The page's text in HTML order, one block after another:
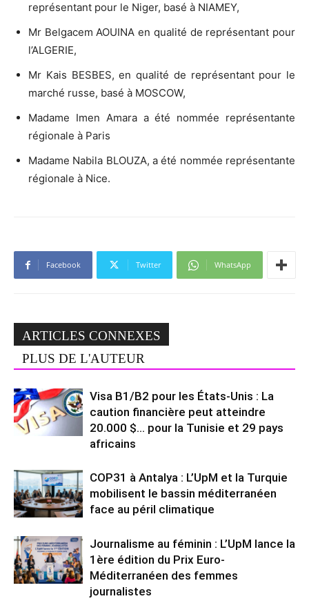
représentant pour le Niger, basé à NIAMEY,
Mr Belgacem AOUINA en qualité de représentant pour
l’ALGERIE,
Mr Kais BESBES, en qualité de représentant pour le
marché russe, basé à MOSCOW,
Madame Imen Amara a été nommée représentante
régionale à Paris
Madame Nabila BLOUZA, a été nommée représentante
régionale à Nice.
Facebook Twitter WhatsApp
ARTICLES CONNEXES
PLUS DE L'AUTEUR
Visa B1/B2 pour les États-Unis : La
caution financière peut atteindre
20.000 $… pour la Tunisie et 29 pays
africains
COP31 à Antalya : L’UpM et la Turquie
mobilisent le bassin méditerranéen
face au péril climatique
Journalisme au féminin : L’UpM lance la
1ère édition du Prix Euro-
Méditerranéen des femmes
journalistes